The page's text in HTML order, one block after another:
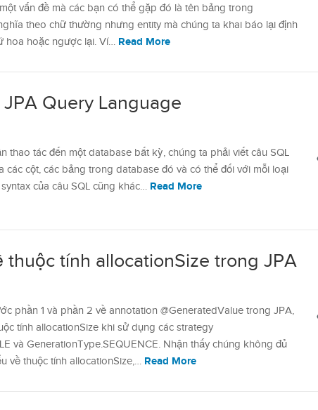
vấn đề mà các bạn có thể gặp đó là tên bảng trong
theo chữ thường nhưng entity mà chúng ta khai báo lại định
hoa hoặc ngược lại. Ví… Read More
Query Language
thao tác đến một database bất kỳ, chúng ta phải viết câu SQL
các cột, các bảng trong database đó và có thể đối với mỗi loại
của câu SQL cũng khác… Read More
thuộc tính allocationSize trong JPA
phần 1 và phần 2 về annotation @GeneratedValue trong JPA,
tính allocationSize khi sử dụng các strategy
và GenerationType.SEQUENCE. Nhận thấy chúng không đủ
về thuộc tính allocationSize,… Read More